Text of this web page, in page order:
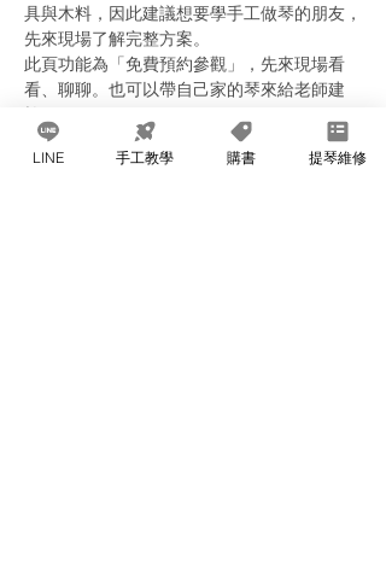
具與木料，因此建議想要學手工做琴的朋友，
先來現場了解完整方案。
此頁功能為「免費預約參觀」，先來現場看
看、聊聊。也可以帶自己家的琴來給老師建
檢。
每次上課限三組家庭預約。當天自行決定前來
時段即可。
LINE 手工教學 購書 提琴維修